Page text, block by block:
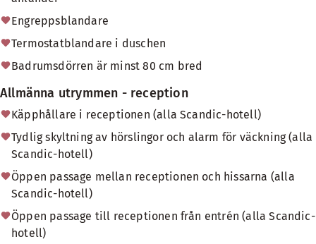
Engreppsblandare
Termostatblandare i duschen
Badrumsdörren är minst 80 cm bred
Allmänna utrymmen - reception
Käpphållare i receptionen (alla Scandic-hotell)
Tydlig skyltning av hörslingor och alarm för väckning (alla
Scandic-hotell)
Öppen passage mellan receptionen och hissarna (alla
Scandic-hotell)
Öppen passage till receptionen från entrén (alla Scandic-
hotell)